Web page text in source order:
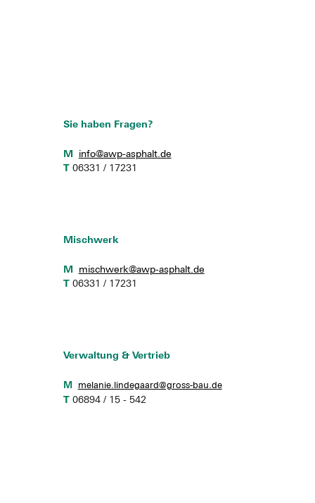
Sie haben Fragen?
M info@awp-asphalt.de
T 06331 / 17231
Mischwerk
M mischwerk@awp-asphalt.de
T 06331 / 17231
Verwaltung & Vertrieb
M melanie.lindegaard@gross-bau.de
T 06894 / 15 - 542